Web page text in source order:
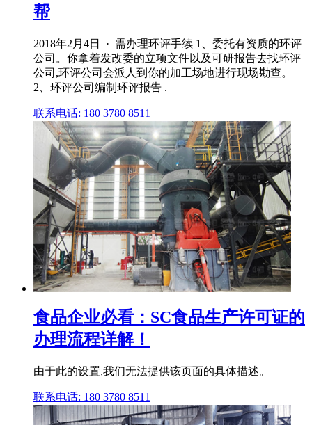
帮
2018年2月4日 · 需办理环评手续 1、委托有资质的环评
公司。你拿着发改委的立项文件以及可研报告去找环评
公司,环评公司会派人到你的加工场地进行现场勘查。
2、环评公司编制环评报告 .
联系电话: 180 3780 8511
食品企业必看：SC食品生产许可证的
办理流程详解！
由于此的设置,我们无法提供该页面的具体描述。
联系电话: 180 3780 8511